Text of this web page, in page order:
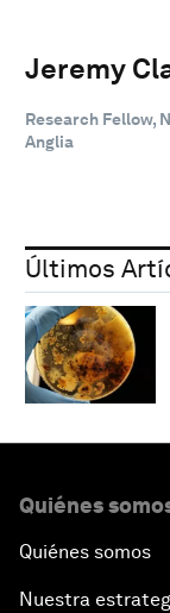
Jeremy
Research Fellow,
Anglia
Últimos
Quiénes
Quiénes somos
Nuestra